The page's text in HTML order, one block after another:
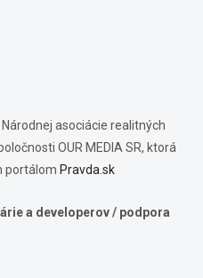
asociácie realitných
OUR MEDIA SR, ktorá
portálom Pravda.sk
a developerov / podpora